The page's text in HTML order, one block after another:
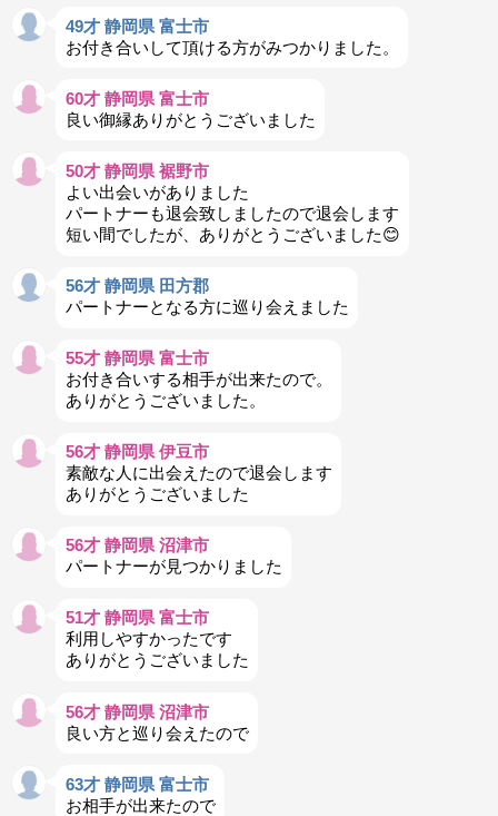
49才 静岡県 富士市
お付き合いして頂ける方がみつかりました。
60才 静岡県 富士市
良い御縁ありがとうございました
50才 静岡県 裾野市
よい出会いがありました
パートナーも退会致しましたので退会します
短い間でしたが、ありがとうございました😊
56才 静岡県 田方郡
パートナーとなる方に巡り会えました
55才 静岡県 富士市
お付き合いする相手が出来たので。
ありがとうございました。
56才 静岡県 伊豆市
素敵な人に出会えたので退会します
ありがとうございました
56才 静岡県 沼津市
パートナーが見つかりました
51才 静岡県 富士市
利用しやすかったです
ありがとうございました
56才 静岡県 沼津市
良い方と巡り会えたので
63才 静岡県 富士市
お相手が出来たので